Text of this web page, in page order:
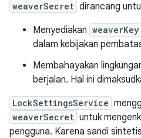
weaverSecret dirancang
Menyediakan weaverKey
dalam kebijakan
Membahayakan
berjalan. Hal ini
LockSettingsService
weaverSecret untuk
pengguna. Karena sandi